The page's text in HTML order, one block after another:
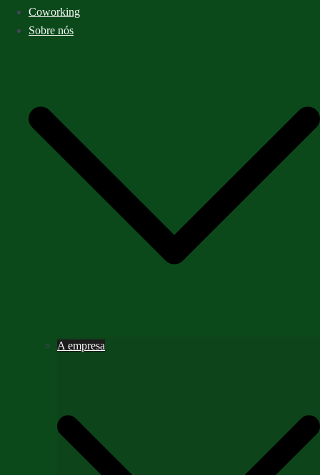
Coworking
Sobre nós
A empresa